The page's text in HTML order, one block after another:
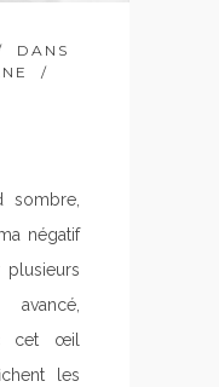
DANS
sombre,
négatif
plusieurs
avancé,
cet œil
les